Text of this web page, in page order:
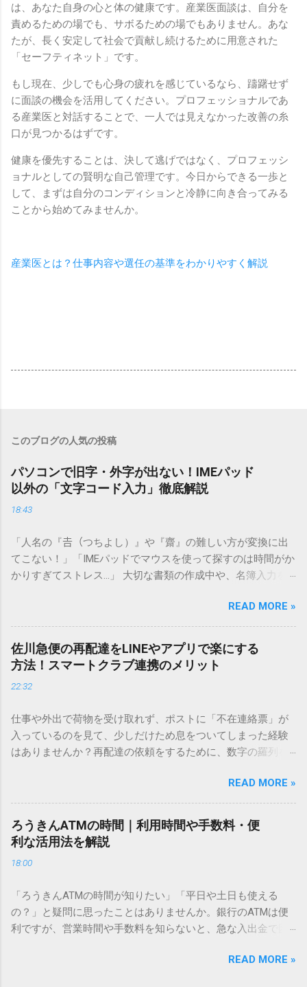
は、あなた自身の心と体の健康です。産業医面談は、自分を
責めるための場でも、サボるための場でもありません。あな
たが、長く安定して社会で貢献し続けるために用意された
「セーフティネット」です。
もし現在、少しでも心身の疲れを感じているなら、躊躇せず
に面談の機会を活用してください。プロフェッショナルであ
る産業医と対話することで、一人では見えなかった改善の糸
口が見つかるはずです。
健康を優先することは、決して逃げではなく、プロフェッシ
ョナルとしての賢明な自己管理です。今日からできる一歩と
して、まずは自分のコンディションと冷静に向き合ってみる
ことから始めてみませんか。
産業医とは？仕事内容や選任の基準をわかりやすく解説
このブログの人気の投稿
パソコンで旧字・外字が出ない！IMEパッド
以外の「文字コード入力」徹底解説
18:43
「人名の『𠮷（つちよし）』や『齋』の難しい方が変換に出
てこない！」「IMEパッドでマウスを使って探すのは時間がか
かりすぎてストレス…」 大切な書類の作成中や、名簿入力を
てしまいますよね。多くの人が「IMEパッド（手書き入力）」
を使いますが、実はマウスで一画ずつ書くのは非効率です
し、似た漢字が多すぎて結局見つからないことも少なくあり
ません。 そこで今回は、IMEパッドを使わずに、特定のコー
ドを打ち込むだけで一瞬で旧字や外字、特殊記号を呼び出す
「文字コード入力」のテクニックを詳しく解説します。 この
必要はありません。 1. なぜ「変換」しても旧字・外字が出て
こないのか？ そもそも、なぜ普通の変換で出てこない漢字が
あるのでしょうか。その理由は、パソコンが文字を認識する
は、JIS規格（日本産業規格）によって「第1水準」「第2水
準」といった形で整理されています。しかし、人名や地名に
使われる非常に古い漢字（旧字）や、特定の組織だけで作ら
れた「外字」は、この一般的な変換リストに含まれていない
ン上のすべての文字には、いわば「住所」のような番号が割
り振られています。変換候補に出ない文字でも、この住所
（コード）を直接指定すれば、確実に呼び出すことができる
のです。 2. Windows標準機能！文字コードで漢字を出す「16
進数入力」 最も汎用性が高く、特別なソフトも不要なのが
READ MORE »
佐川急便の再配達をLINEやアプリで楽にする
方法！スマートクラブ連携のメリット
22:32
仕事や外出で荷物を受け取れず、ポストに「不在連絡票」が
入っているのを見て、少しだけため息をついてしまった経験
はありませんか？再配達の依頼をするために、数字の羅列を
ことに申し訳なさを感じたりすることもあるかもしれませ
ん。 「もっとスムーズに、自分のタイミングで受け取りた
い」 「わざわざ電話をかけずに、スマホ一つで完結させた
い」 そんな願いを叶えてくれるのが、佐川急便の会員制サー
ビス「スマートクラブ」と、LINEや公式アプリの連携です。
これらを活用するだけで、再配達のストレスは驚くほど軽く
受け取り術と、連携による具体的なメリットを徹底解説しま
す。 佐川急便の再配達が劇的に変わる「スマートクラブ」と
は？ まず押さえておきたいのが、佐川急便の個人向け無料会
況をリアルタイムで管理するための基盤となるサービスで
READ MORE »
ろうきんATMの時間｜利用時間や手数料・便
利な活用法を解説
18:00
「ろうきんATMの時間が知りたい」「平日や土日も使える
の？」と疑問に思ったことはありませんか。銀行のATMは便
利ですが、営業時間や手数料を知らないと、急な入出金で困
ATM営業時間や利用の注意点、便利な活用法 を詳しく解説し
READ MORE »